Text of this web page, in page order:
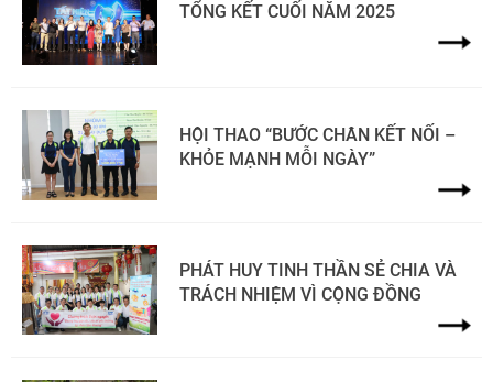
TỔNG KẾT CUỐI NĂM 2025
HỘI THAO “BƯỚC CHÂN KẾT NỐI –
KHỎE MẠNH MỖI NGÀY”
PHÁT HUY TINH THẦN SẺ CHIA VÀ
TRÁCH NHIỆM VÌ CỘNG ĐỒNG